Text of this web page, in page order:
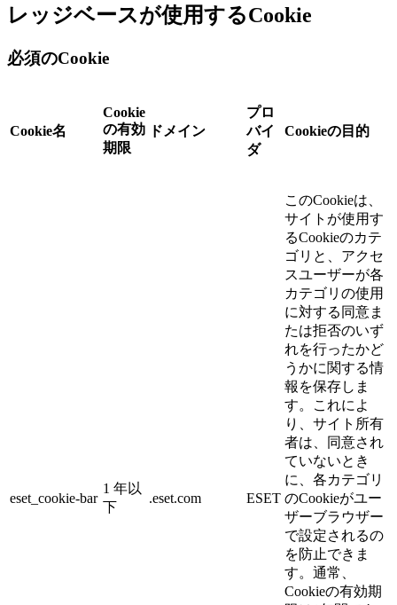
レッジベースが使用するCookie
必須のCookie
Cookie名
Cookie
の有効
期限
ドメイン
プロ
バイ
ダ
Cookieの目的
eset_cookie-bar
1 年以
下
.eset.com ESET
このCookieは、
サイトが使用す
るCookieのカテ
ゴリと、アクセ
スユーザーが各
カテゴリの使用
に対する同意ま
たは拒否のいず
れを行ったかど
うかに関する情
報を保存しま
す。これによ
り、サイト所有
者は、同意され
ていないとき
に、各カテゴリ
のCookieがユー
ザーブラウザー
で設定されるの
を防止できま
す。通常、
Cookieの有効期